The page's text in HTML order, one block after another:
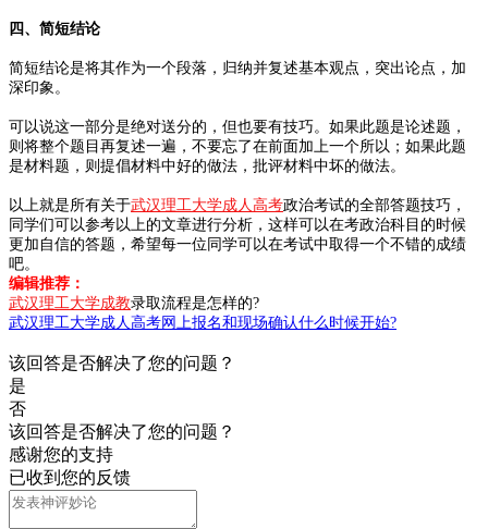
四、简短结论
简短结论是将其作为一个段落，归纳并复述基本观点，突出论点，加
深印象。
可以说这一部分是绝对送分的，但也要有技巧。如果此题是论述题，
则将整个题目再复述一遍，不要忘了在前面加上一个所以；如果此题
是材料题，则提倡材料中好的做法，批评材料中坏的做法。
以上就是所有关于武汉理工大学成人高考政治考试的全部答题技巧，
同学们可以参考以上的文章进行分析，这样可以在考政治科目的时候
更加自信的答题，希望每一位同学可以在考试中取得一个不错的成绩
吧。
编辑推荐：
武汉理工大学成教录取流程是怎样的?
武汉理工大学成人高考网上报名和现场确认什么时候开始?
该回答是否解决了您的问题？
是
否
该回答是否解决了您的问题？
感谢您的支持
已收到您的反馈